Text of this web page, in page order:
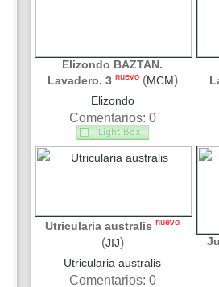
Elizondo BAZTAN.
Lavadero. 3 nuevo (MCM)
Elizondo
Comentarios: 0
Utricularia australis nuevo
(JIJ)
Utricularia australis
Comentarios: 0